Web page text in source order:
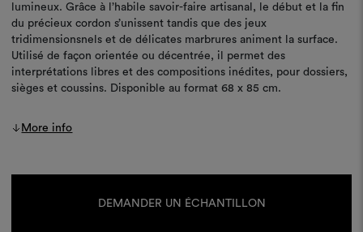
lumineux. Grâce à l’habile savoir-faire artisanal, le début et la fin
du précieux cordon s’unissent tandis que des jeux
tridimensionsnels et de délicates marbrures animent la surface.
Utilisé de façon orientée ou décentrée, il permet des
interprétations libres et des compositions inédites, pour dossiers,
sièges et coussins. Disponible au format 68 x 85 cm.
More info
DEMANDER UN ÉCHANTILLON